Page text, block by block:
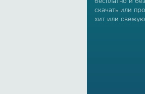
бесплатно и
скачать или
хит или